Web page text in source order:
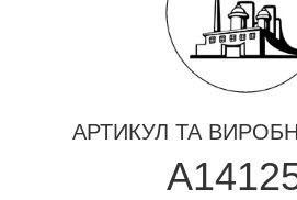
АРТИКУЛ ТА